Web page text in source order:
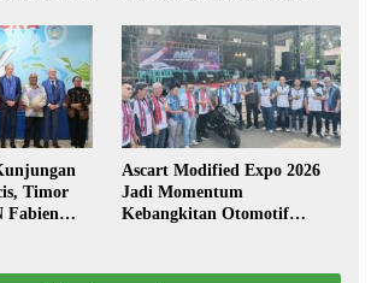
Darwin Fusion ASEAN 2026
Timor
Fabien
Ascart Modified Expo 2026
Jadi Momentum
Kebangkitan Otomotif